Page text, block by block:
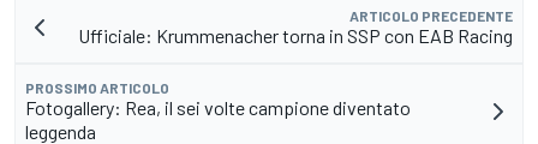
ARTICOLO PRECEDENTE
Ufficiale: Krummenacher torna in SSP con EAB Racing
PROSSIMO ARTICOLO
Fotogallery: Rea, il sei volte campione diventato
leggenda